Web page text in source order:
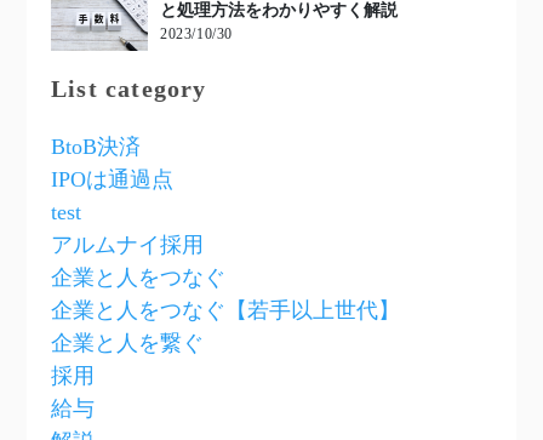
と処理方法をわかりやすく解説
2023/10/30
List category
BtoB決済
IPOは通過点
test
アルムナイ採用
企業と人をつなぐ
企業と人をつなぐ【若手以上世代】
企業と人を繋ぐ
採用
給与